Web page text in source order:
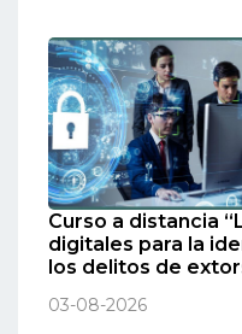
Curso a distancia
digitales para la
los delitos de
03-08-2026